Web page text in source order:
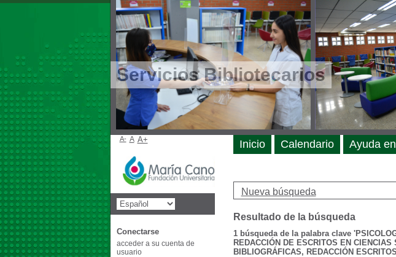
Servicios Bibliotecarios
Nueva búsqueda
Resultado de la búsqueda
1búsqueda de la palabra clave
REDACCIÓN DE ESCRITOS EN
BIBLIOGRÁFICAS, REDACCIÓN
Inicio Calendario Ayuda
A- A A+
Conectarse
acceder a su cuenta de
usuario